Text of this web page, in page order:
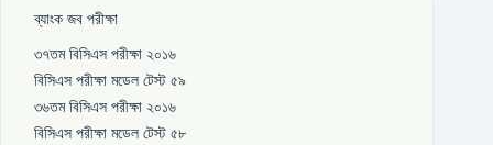
ব্যাংক জব পরীক্ষা
৩৭তম বিসিএস পরীক্ষা ২০১৬
বিসিএস পরীক্ষা মডেল টেস্ট ৫৯
৩৬তম বিসিএস পরীক্ষা ২০১৬
বিসিএস পরীক্ষা মডেল টেস্ট ৫৮